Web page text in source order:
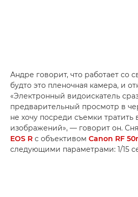
Андре говорит, что работает со
будто это пленочная камера, и
«Электронный видоискатель
предварительный просмотр в
не хочу посреди съемки
изображений», — говорит он.
EOS R с объективом Canon RF
следующими параметрами: 1/15